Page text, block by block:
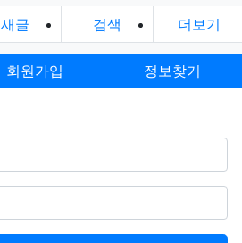
새글 검색 더보기
회원가입 정보찾기